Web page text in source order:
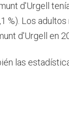
d'Urgell
%). Los
d'Urgell en
las